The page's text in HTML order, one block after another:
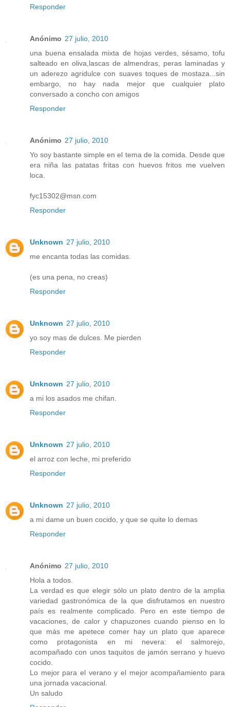
Responder
Anónimo 27 julio, 2010
una buena ensalada mixta de hojas verdes, sésamo, tofu
salteado en oliva,lascas de almendras, peras laminadas y
un aderezo agridulce con suaves toques de mostaza...sin
embargo, no hay nada mejor que cualquier plato
conversado a concho con amigos
Responder
Anónimo 27 julio, 2010
Yo soy bastante simple en el tema de la comida. Desde que
era niña las patatas fritas con huevos fritos me vuelven
loca.
fyc15302@msn.com
Responder
Unknown 27 julio, 2010
me encanta todas las comidas.
(es una pena, no creas)
Responder
Unknown 27 julio, 2010
yo soy mas de dulces. Me pierden
Responder
Unknown 27 julio, 2010
a mi los asados me chifan.
Responder
Unknown 27 julio, 2010
el arroz con leche, mi preferido
Responder
Unknown 27 julio, 2010
a mi dame un buen cocido, y que se quite lo demas
Responder
Anónimo 27 julio, 2010
Hola a todos.
La verdad es que elegir sólo un plato dentro de la amplia
variedad gastronómica de la que disfrutamos en nuestro
país es realmente complicado. Pero en este tiempo de
vacaciones, de calor y chapuzones cuando pienso en lo
que más me apetece comer hay un plato que aparece
como protagonista en mi nevera: el salmorejo,
acompañado con unos taquitos de jamón serrano y huevo
cocido.
Lo mejor para el verano y el mejor acompañamiento para
una jornada vacacional.
Un saludo